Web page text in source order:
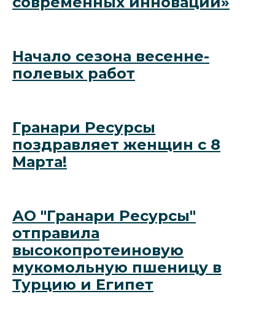
Начало сезона весенне-
полевых работ
Гранари Ресурсы
поздравляет женщин с 8
Марта!
АО "Гранари Ресурсы"
отправила
высокопротеиновую
мукомольную пшеницу в
Турцию и Египет
помещ. 100
Разработка и продвижение сайта - Traffic Guru